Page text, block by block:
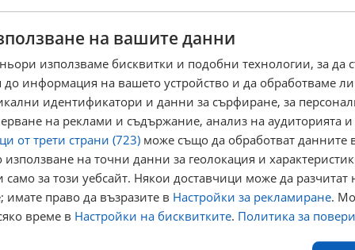
в ефир
1
си при скандал в Полски Тръмбеш
0 Коментари: 0
Шофьор игнорира червен светофар на пътя
на вашите данни
използваме бисквитки и подобни технологии, за да
до информация на вашето устройство и да обработваме
идентификатори и данни за сърфиране, за
на реклами и съдържание, анализ на аудиторията
от трети страни (723) може също да обработват данните
на точни данни за геолокация и
за този уебсайт. Някои доставчици може да разчитат
имате право да възразите в Настройки за рекламиране.
време в Настройки на бисквитките. Политика за